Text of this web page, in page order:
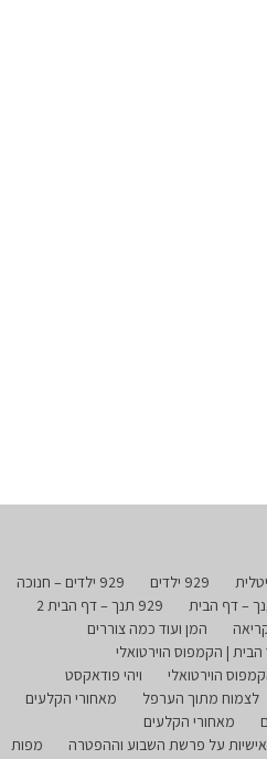
929 ילדים
929 ילדים – חנוכה
929 תנך – דף הבית 2
המן ועוד כמה צוררים
| הקמפוס הוירטואלי
הוירטואלי
ויהי פודאקסט
לצמוח מתוך הערפל
מאחורי הקלעים
מאחורי הקלעים
על פרשת השבוע וההפטרה
מפות